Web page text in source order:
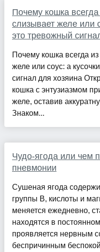
Почему кошка
слизывает желе или
это тревожный
Почему кошка всегда
желе или соус: а
сигнал для хозяина
кошка с энтузиазмом
желе, оставив
Знаком...
Чудо-ягода или чем
пневмонии
Сушеная ягода
группы В, кислоты и
меняется ежедневно,
находятся в
проявляется нервным
беспричинным